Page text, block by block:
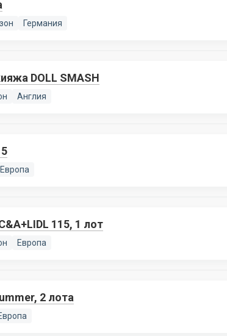
Германия
DOLL SMASH
Англия
Европа
115, 1 лот
Европа
2 лота